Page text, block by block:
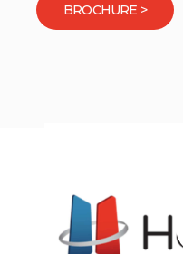
BROCHURE >